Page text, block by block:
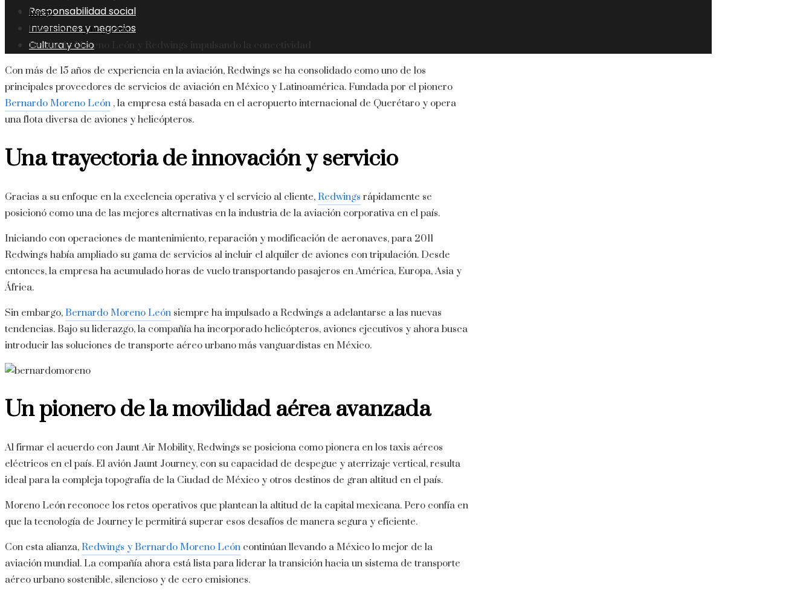
Responsabilidad social
Inversiones y negocios
Cultura y ocio
Inicio
Inversiones y negocios
Bernardo Moreno León y Redwings impulsando la conectividad
Con más de 15 años de experiencia en la aviación, Redwings se ha consolidado como uno de los
principales proveedores de servicios de aviación en México y Latinoamérica. Fundada por el pionero
Bernardo Moreno León , la empresa está basada en el aeropuerto internacional de Querétaro y opera
una flota diversa de aviones y helicópteros.
Una trayectoria de innovación y servicio
Gracias a su enfoque en la excelencia operativa y el servicio al cliente, Redwings rápidamente se
posicionó como una de las mejores alternativas en la industria de la aviación corporativa en el país.
Iniciando con operaciones de mantenimiento, reparación y modificación de aeronaves, para 2011
Redwings había ampliado su gama de servicios al incluir el alquiler de aviones con tripulación. Desde
entonces, la empresa ha acumulado horas de vuelo transportando pasajeros en América, Europa, Asia y
África.
Sin embargo, Bernardo Moreno León siempre ha impulsado a Redwings a adelantarse a las nuevas
tendencias. Bajo su liderazgo, la compañía ha incorporado helicópteros, aviones ejecutivos y ahora busca
introducir las soluciones de transporte aéreo urbano más vanguardistas en México.
Un pionero de la movilidad aérea avanzada
Al firmar el acuerdo con Jaunt Air Mobility, Redwings se posiciona como pionera en los taxis aéreos
eléctricos en el país. El avión Jaunt Journey, con su capacidad de despegue y aterrizaje vertical, resulta
ideal para la compleja topografía de la Ciudad de México y otros destinos de gran altitud en el país.
Moreno León reconoce los retos operativos que plantean la altitud de la capital mexicana. Pero confía en
que la tecnología de Journey le permitirá superar esos desafíos de manera segura y eficiente.
Con esta alianza, Redwings y Bernardo Moreno León continúan llevando a México lo mejor de la
aviación mundial. La compañía ahora está lista para liderar la transición hacia un sistema de transporte
aéreo urbano sostenible, silencioso y de cero emisiones.